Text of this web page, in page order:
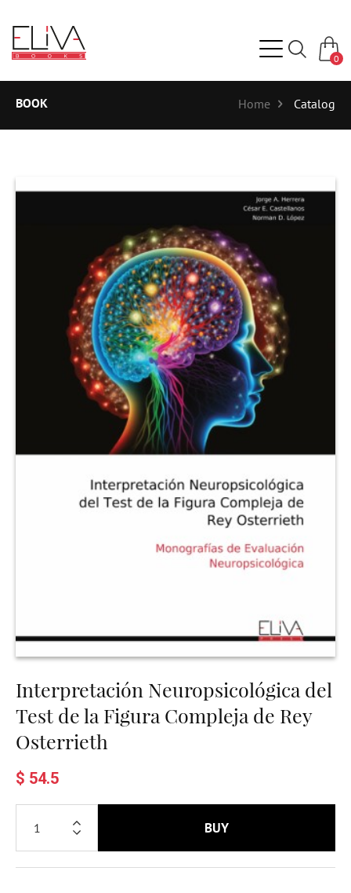
0
BOOK Home Catalog
Interpretación Neuropsicológica del
Test de la Figura Compleja de Rey
Osterrieth
$ 54.5
BUY